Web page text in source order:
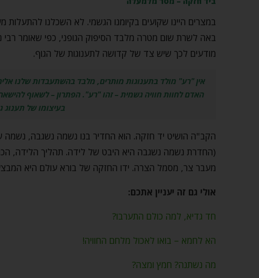
במצרים היינו שקועים בקיומנו הגשמי. לא השכלנו
באה לשרת שום מטרה מלבד הסיפוק הגופני, כפי שאומר
מודעים לכך שיש צד של קדושה לתענוגות של הגוף.
אין "רע" מולד בתענוגות מותרים, מלבד בהשתעבדות שלנו
האדם לחוות חוויה גשמית – זהו "רע". הפתרון – לשאוף
בעיצומו של תענוג
הקב"ה הושיט יד חזקה. הוא החדיר בנו נשמה נשגבה,
(החדרת נשמה נשגבה היא היבט של לידה. תהליך הלידה,
מעבר צר, מסמל הצרה. ידו החזקה של בורא עולם היא
אולי גם זה יעניין אתכם:
חד גדיא, למה כולם התערבו?
הא לחמא – בואו לאכול מלחם החוויה!
מה נשתנה? חמץ ומצה?